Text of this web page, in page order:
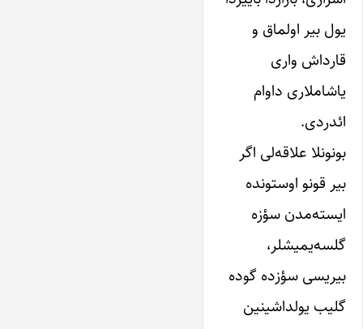
‌یول بیر اولماق و
قارداش واری
یاشاملاری داوام
ائدردی.
بو‌نونلا علاقه‌لی‌ اگر
بیر قو‌نو ‌اوستونده
ایسته‌مدن سؤزه
گلسه‌یمیشلر،
بیریسی سؤزده ‌گوده
گلیب ‌یولداشینین‌